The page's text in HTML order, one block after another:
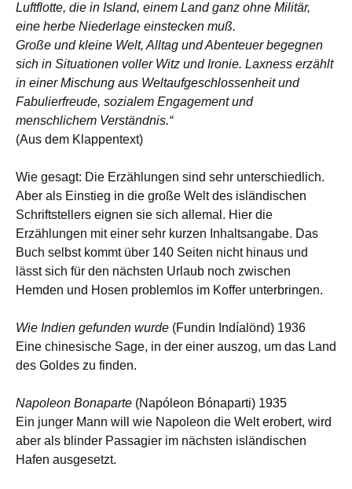
Luftflotte, die in Island, einem Land ganz ohne Militär,
eine herbe Niederlage einstecken muß.
Große und kleine Welt, Alltag und Abenteuer begegnen
sich in Situationen voller Witz und Ironie. Laxness erzählt
in einer Mischung aus Weltaufgeschlossenheit und
Fabulierfreude, sozialem Engagement und
menschlichem Verständnis.“
(Aus dem Klappentext)
Wie gesagt: Die Erzählungen sind sehr unterschiedlich.
Aber als Einstieg in die große Welt des isländischen
Schriftstellers eignen sie sich allemal. Hier die
Erzählungen mit einer sehr kurzen Inhaltsangabe. Das
Buch selbst kommt über 140 Seiten nicht hinaus und
lässt sich für den nächsten Urlaub noch zwischen
Hemden und Hosen problemlos im Koffer unterbringen.
Wie Indien gefunden wurde (Fundin Indíalönd) 1936
Eine chinesische Sage, in der einer auszog, um das Land
des Goldes zu finden.
Napoleon Bonaparte (Napóleon Bónaparti) 1935
Ein junger Mann will wie Napoleon die Welt erobert, wird
aber als blinder Passagier im nächsten isländischen
Hafen ausgesetzt.